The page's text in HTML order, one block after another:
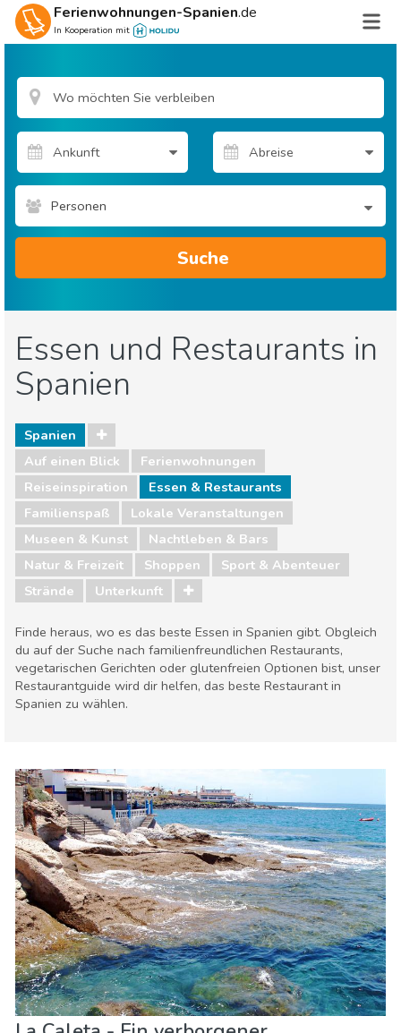
Ferienwohnungen-Spanien.de
In Kooperation mit
Personen
Suche
Essen und Restaurants in
Spanien
Spanien
Auf einen Blick
Ferienwohnungen
Reiseinspiration
Essen & Restaurants
Familienspaß
Lokale Veranstaltungen
Museen & Kunst
Nachtleben & Bars
Natur & Freizeit
Shoppen
Sport & Abenteuer
Strände
Unterkunft
Finde heraus, wo es das beste Essen in Spanien gibt. Obgleich
du auf der Suche nach familienfreundlichen Restaurants,
vegetarischen Gerichten oder glutenfreien Optionen bist, unser
Restaurantguide wird dir helfen, das beste Restaurant in
Spanien zu wählen.
Essen & Restaurants
Familienspaß
Lokale Veranstaltungen
Museen & Kunst
Nachtleben & Bars
Natur & Freizeit
Shoppen
Sport & Abenteuer
Strände Unterkunft